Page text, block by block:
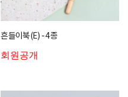
흔들이북(E) - 4종
회원공개